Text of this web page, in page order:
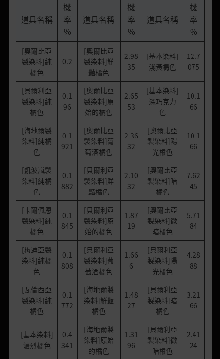
道具名稱
機
率
%
道具名稱
機
率
%
道具名稱
機
率
%
[奧爾比亞
製染料]純
橘色
0.2
[奧爾比亞
製染料]鮮
豔橘色
2.98
35
[基本染料]
淺黃褐色
12.7
075
[貝爾利亞
製染料]純
橘色
0.1
96
[奧爾比亞
製染料]原
始的橘色
2.65
53
[基本染料]
深巧克力
色
10.1
66
[海地爾製
染料]純橘
色
0.1
921
[奧爾比亞
製染料]葡
萄酒橘色
2.36
32
[奧爾比亞
製染料]陽
光橘色
10.1
66
[凱波嵐製
染料]純橘
色
0.1
882
[貝爾利亞
製染料]鮮
豔橘色
2.10
32
[奧爾比亞
製染料]暗
橘色
7.62
45
[卡爾佩恩
製染料]純
橘色
0.1
845
[貝爾利亞
製染料]原
始的橘色
1.87
19
[奧爾比亞
製染料]微
暗橘色
5.71
84
[梅迪亞製
染料]純橘
色
0.1
808
[貝爾利亞
製染料]葡
萄酒橘色
1.66
6
[貝爾利亞
製染料]陽
光橘色
4.28
88
[瓦倫西亞
製染料]純
橘色
0.1
772
[海地爾製
染料]鮮豔
橘色
1.48
27
[貝爾利亞
製染料]暗
橘色
3.21
66
[基本染料]
濃烈橘色
0.4
341
[海地爾製
染料]原始
的橘色
1.31
96
[貝爾利亞
製染料]微
暗橘色
2.41
24